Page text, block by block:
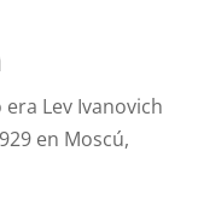
Lev Ivanovich
en Moscú,